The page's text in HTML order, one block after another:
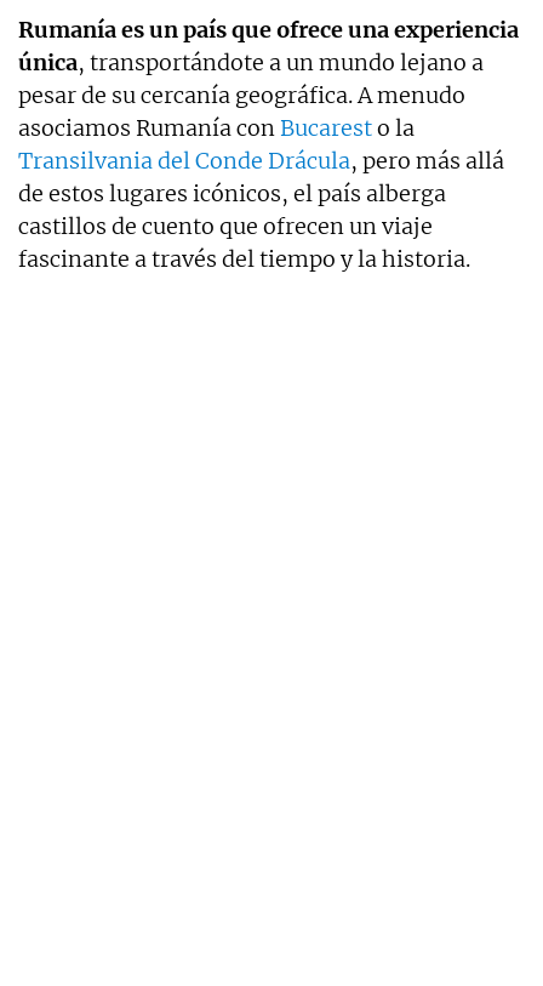
Rumanía es un país que ofrece una experiencia
única, transportándote a un mundo lejano a
pesar de su cercanía geográfica. A menudo
asociamos Rumanía con Bucaresto la
Transilvania del Conde Drácula, pero más allá
de estos lugares icónicos, el país alberga
castillos de cuento que ofrecen un viaje
fascinante a través del tiempo y la historia.